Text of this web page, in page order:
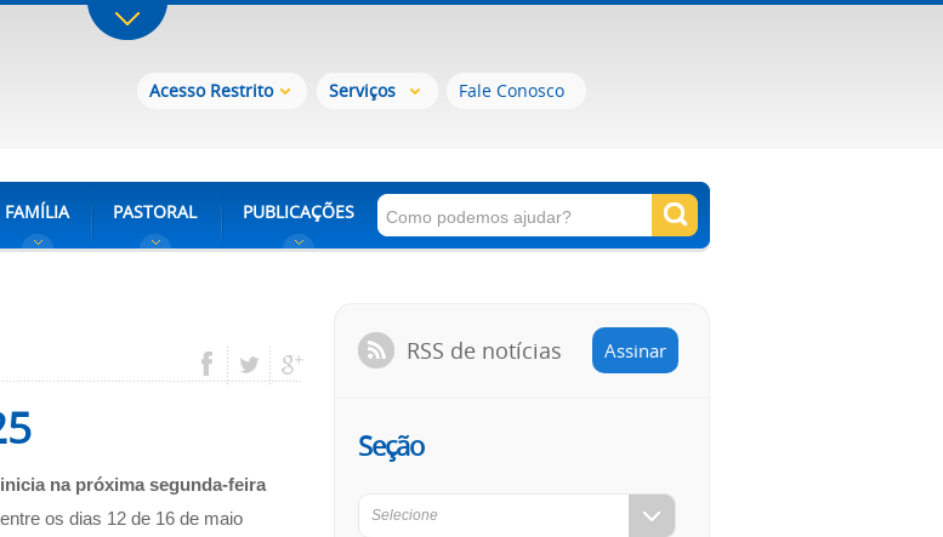
Acesso Restrito Serviços Fale Conosco
FAMÍLIA PASTORAL PUBLICAÇÕES
na próxima segunda-feira
os dias 12 de 16 de maio
RSS de notícias Assinar
Seção
Selecione